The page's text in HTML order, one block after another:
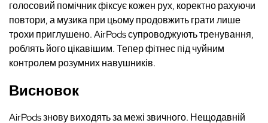
голосовий помічник фіксує кожен рух, коректно рахуючи
повтори, а музика при цьому продовжить грати лише
трохи приглушено. AirPods супроводжують тренування,
роблять його цікавішим. Тепер фітнес під чуйним
контролем розумних навушників.
Висновок
AirPods знову виходять за межі звичного. Нещодавній